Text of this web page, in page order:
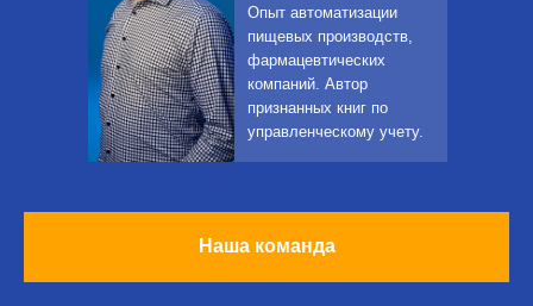
Опыт автоматизации
пищевых производств,
фармацевтических
компаний. Автор
признанных книг по
управленческому учету.
Наша команда